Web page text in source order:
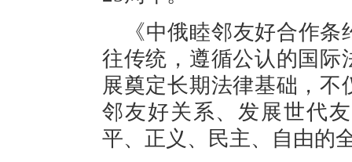
《中俄睦邻友好合作
往传统，遵循公认的国际
展奠定长期法律基础，
邻友好关系、发展世代
平、正义、民主、自由的